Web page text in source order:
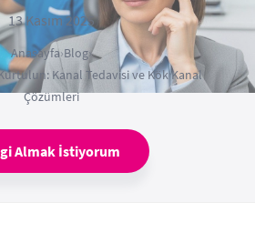
13 Kasım 2025
Anasayfa›Blog›
Kurtulun: Kanal Tedavisi ve Kök Kanal
Çözümleri
Almak İstiyorum